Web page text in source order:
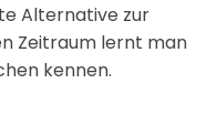
Alternative zur
Zeitraum lernt man
kennen.